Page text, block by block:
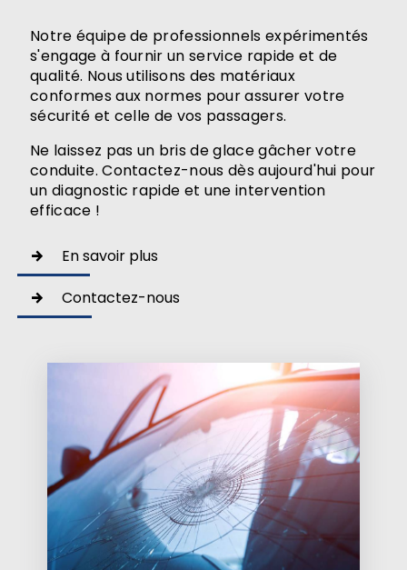
Notre équipe de professionnels expérimentés
s'engage à fournir un service rapide et de
qualité. Nous utilisons des matériaux
conformes aux normes pour assurer votre
sécurité et celle de vos passagers.
Ne laissez pas un bris de glace gâcher votre
conduite. Contactez-nous dès aujourd'hui pour
un diagnostic rapide et une intervention
efficace !
En savoir plus
Contactez-nous